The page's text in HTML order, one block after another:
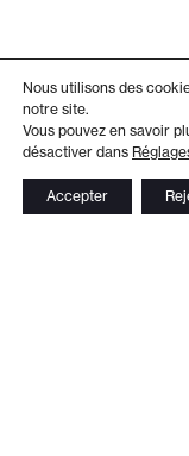
Nous utilisons des
notre site.
Vous pouvez en savoir
désactiver dans
Accepter